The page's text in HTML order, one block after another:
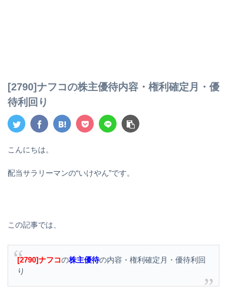
[2790]ナフコの株主優待内容・権利確定月・優
待利回り
こんにちは。
配当サラリーマンの“いけやん”です。
この記事では、
[2790]ナフコの株主優待の内容・権利確定月・優待利回
り